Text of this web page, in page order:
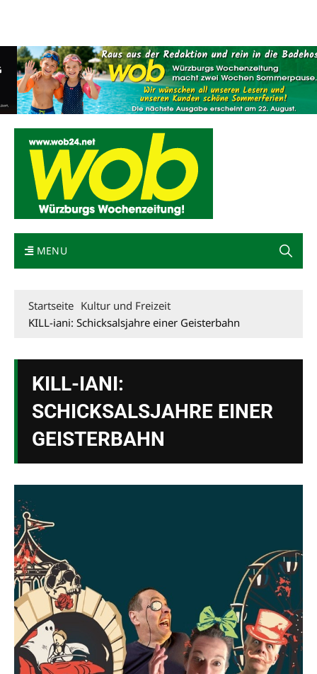
MENU
Startseite Kultur und Freizeit
KILL-iani: Schicksalsjahre einer Geisterbahn
KILL-IANI:
SCHICKSALSJAHRE EINER
GEISTERBAHN